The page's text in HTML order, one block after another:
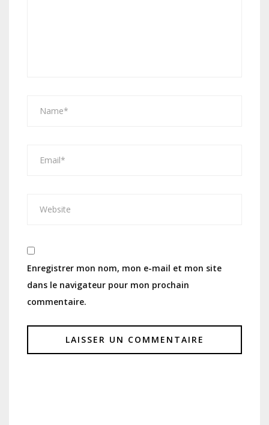
Enregistrer mon nom, mon e-mail et mon site
dans le navigateur pour mon prochain
commentaire.